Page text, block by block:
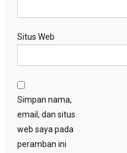
Situs Web
Simpan nama,
email, dan situs
web saya pada
peramban ini